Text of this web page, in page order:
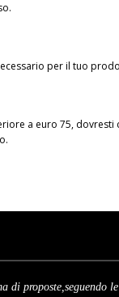
per il tuo
a euro 75,
di proposte,seguendo le